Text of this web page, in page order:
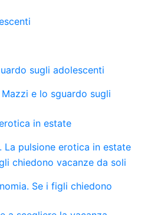
Mazzi e lo sguardo sugli
La pulsione erotica in estate
Se i figli chiedono